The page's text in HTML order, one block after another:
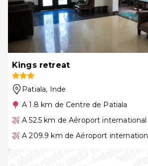
Kings retreat
Patiala, Inde
A 1.8 km de Centre de Patiala
A 52.5 km de Aéroport
A 209.9 km de Aéroport